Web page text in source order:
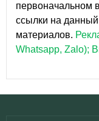
первоначальном
ссылки на данный
материалов.
Whatsapp, Zalo);